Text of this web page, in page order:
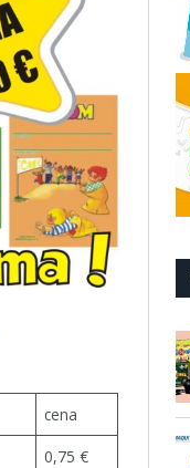
cena
0,75 €